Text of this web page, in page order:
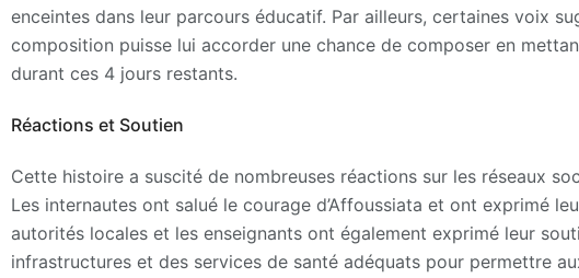
enceintes dans leur parcours éducatif. Par ailleurs, certaines voix
composition puisse lui accorder une chance de composer en
durant ces 4 jours restants.
Réactions et Soutien
Cette histoire a suscité de nombreuses réactions sur les réseaux
Les internautes ont salué le courage d’Affoussiata et ont exprimé
autorités locales et les enseignants ont également exprimé leur
infrastructures et des services de santé adéquats pour permettre